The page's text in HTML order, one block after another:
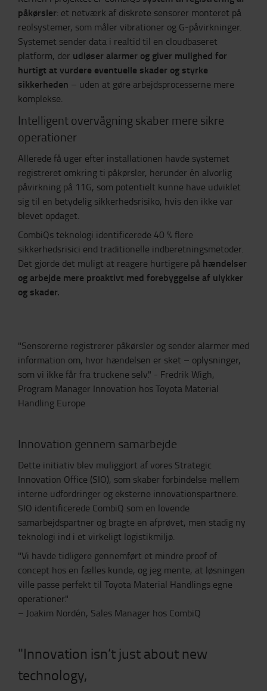
påkørsler: et netværk af diskrete sensorer monteret på
reolsystemer, som måler vibrationer og G-påvirkninger.
Systemet sender data i realtid til en cloudbaseret
platform, der udløser alarmer og giver mulighed for
hurtigt at vurdere eventuelle skader og styrke
sikkerheden – uden at gøre arbejdsprocesserne mere
komplekse.
Intelligent overvågning skaber mere sikre
operationer
Allerede få uger efter installationen havde systemet
registreret omkring ti påkørsler, herunder én alvorlig
påvirkning på 11G, som potentielt kunne have udviklet
sig til en betydelig sikkerhedsrisiko, hvis den ikke var
blevet opdaget.
CombiQs teknologi identificerede 40 % flere
sikkerhedsrisici end traditionelle indberetningsmetoder.
Det gjorde det muligt at reagere hurtigere på hændelser
og arbejde mere proaktivt med forebyggelse af ulykker
og skader.
"Sensorerne registrerer påkørsler og sender alarmer med
information om, hvor hændelsen er sket – oplysninger,
som vi ikke får fra truckene selv." - Fredrik Wigh,
Program Manager Innovation hos Toyota Material
Handling Europe
Innovation gennem samarbejde
Dette initiativ blev muliggjort af vores Strategic
Innovation Office (SIO), som skaber forbindelse mellem
interne udfordringer og eksterne innovationspartnere.
SIO identificerede CombiQ som en lovende
samarbejdspartner og bragte en afprøvet, men stadig ny
teknologi ind i et virkeligt logistikmiljø.
"Vi havde tidligere gennemført et mindre proof of
concept hos en fælles kunde, og jeg mente, at løsningen
ville passe perfekt til Toyota Material Handlings egne
operationer."
– Joakim Nordén, Sales Manager hos CombiQ
"Innovation isn’t just about new
technology,